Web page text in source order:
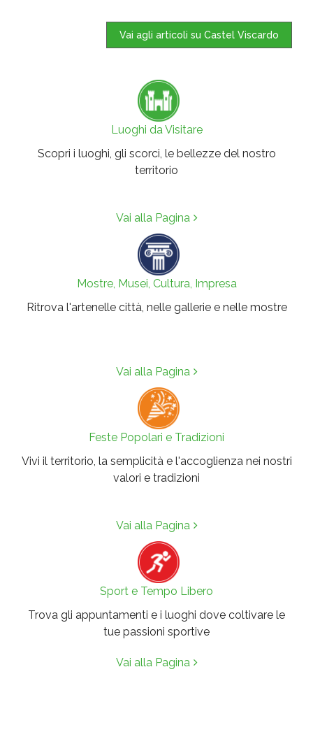
Vai agli articoli su Castel Viscardo
Luoghi da Visitare
Scopri i luoghi, gli scorci, le bellezze del nostro
territorio
Vai alla Pagina
Mostre, Musei, Cultura, Impresa
Ritrova l'artenelle città, nelle gallerie e nelle mostre
Vai alla Pagina
Feste Popolari e Tradizioni
Vivi il territorio, la semplicità e l'accoglienza nei nostri
valori e tradizioni
Vai alla Pagina
Sport e Tempo Libero
Trova gli appuntamenti e i luoghi dove coltivare le
tue passioni sportive
Vai alla Pagina